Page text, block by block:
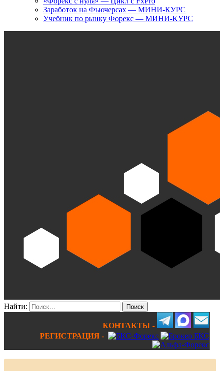
Заработок на Фьючерсах — МИНИ-КУРС
Учебник по рынку Форекс — МИНИ-КУРС
Найти:
КОНТАКТЫ -
РЕГИСТРАЦИЯ -